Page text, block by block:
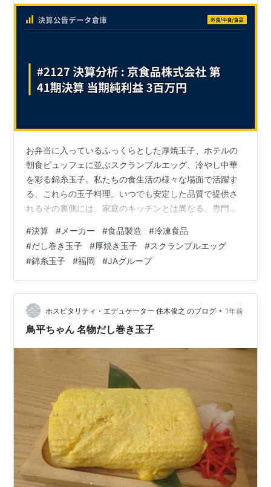
お弁当に入っているふっくらとした厚焼玉子、ホテルの
朝食ビュッフェに並ぶスクランブルエッグ、冷やし中華
を彩る錦糸玉子。私たちの食生活の様々な場面で活躍す
る、これらの玉子料理。いつでも安定した品質で提供さ
れるその裏側には、家庭のキッチンとは異なる、専門的
深刻化する外食・中食産業において、こうした加工済み
冷凍食品はなくてはならない存在です。 今回は、この
「玉子加工」の分野に特化し、日本の食を支えるJA全農
グループの一員として事業を展開する、福岡県の「京食
品株式会社」の決算を読み解きます。日本の農業を代表
する組織のグループ企業として、どのような役割を担…
#決算 # メーカー #食品製造 #冷凍食品
#だし巻き玉子 #厚焼き玉子 #スクランブルエッグ
#錦糸玉子 #福岡 #JAグループ
ホスピタリティ・エデュケーター 住木俊之 のブログ • 1年前
鳥平ちゃん 名物だし巻き玉子